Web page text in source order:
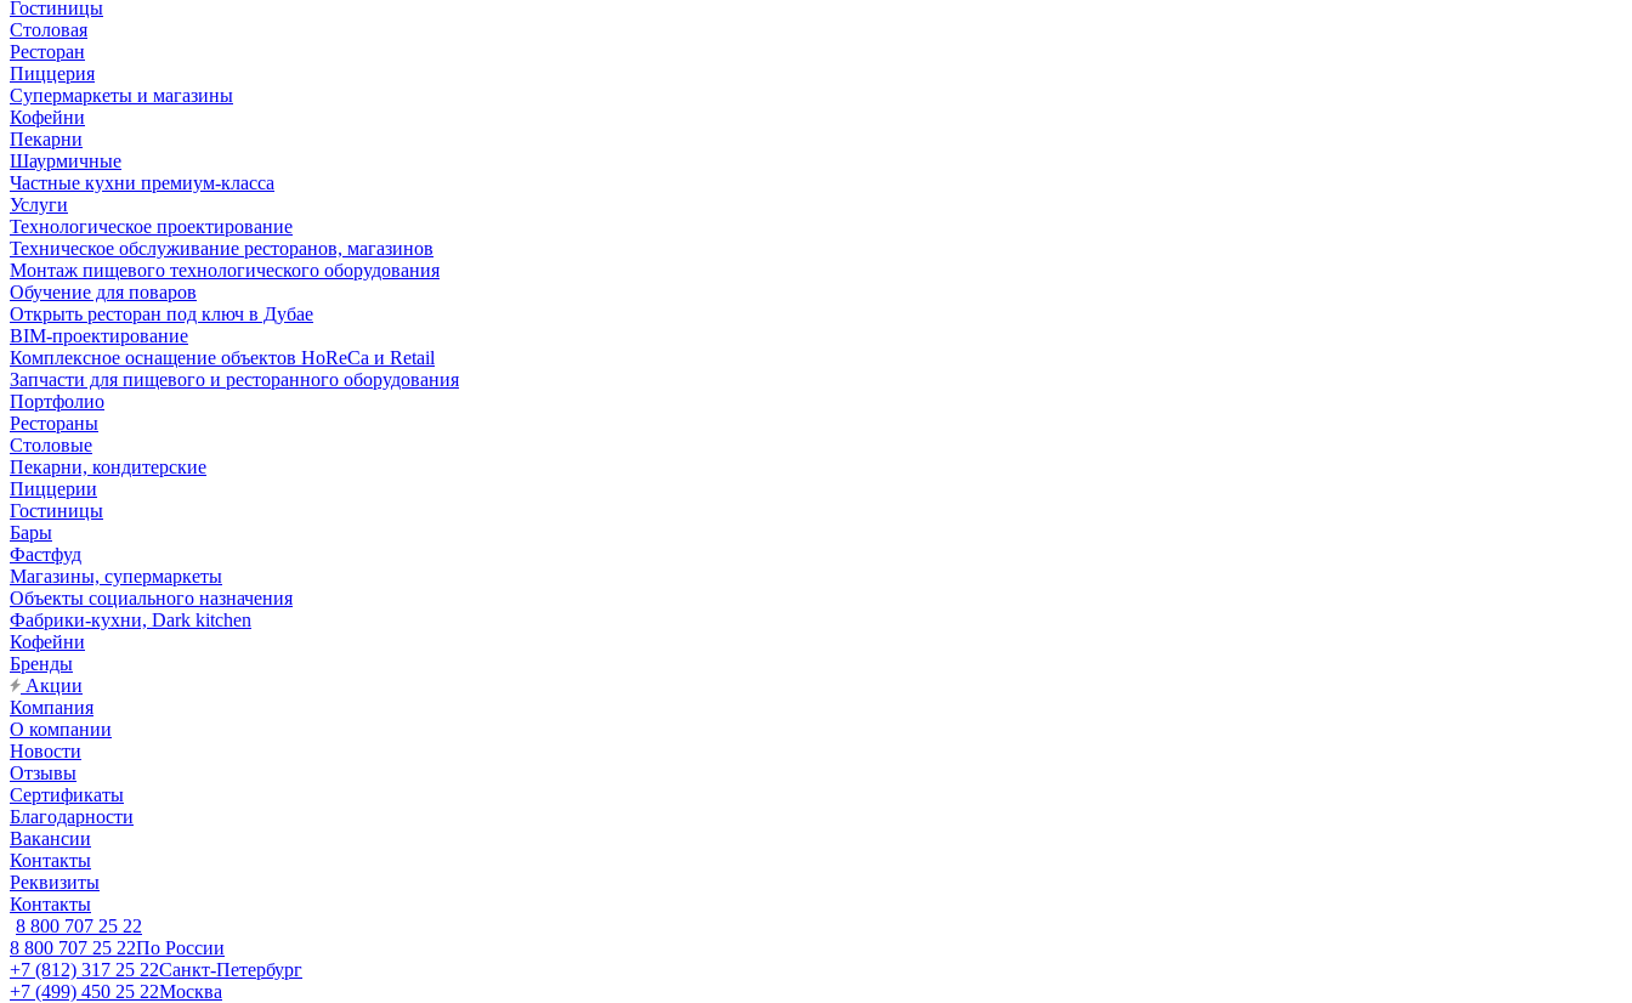
Гостиницы
Столовая
Ресторан
Пиццерия
Супермаркеты и магазины
Кофейни
Пекарни
Шаурмичные
Частные кухни премиум-класса
Услуги
Технологическое проектирование
Техническое обслуживание ресторанов, магазинов
Монтаж пищевого технологического оборудования
Обучение для поваров
Открыть ресторан под ключ в Дубае
BIM-проектирование
Комплексное оснащение объектов HoReCa и Retail
Запчасти для пищевого и ресторанного оборудования
Портфолио
Рестораны
Столовые
Пекарни, кондитерские
Пиццерии
Гостиницы
Бары
Фастфуд
Магазины, супермаркеты
Объекты социального назначения
Фабрики-кухни, Dark kitchen
Кофейни
Бренды
Акции
Компания
О компании
Новости
Отзывы
Сертификаты
Благодарности
Вакансии
Контакты
Реквизиты
Контакты
8 800 707 25 22
8 800 707 25 22По России
+7 (812) 317 25 22Санкт-Петербург
+7 (499) 450 25 22Москва